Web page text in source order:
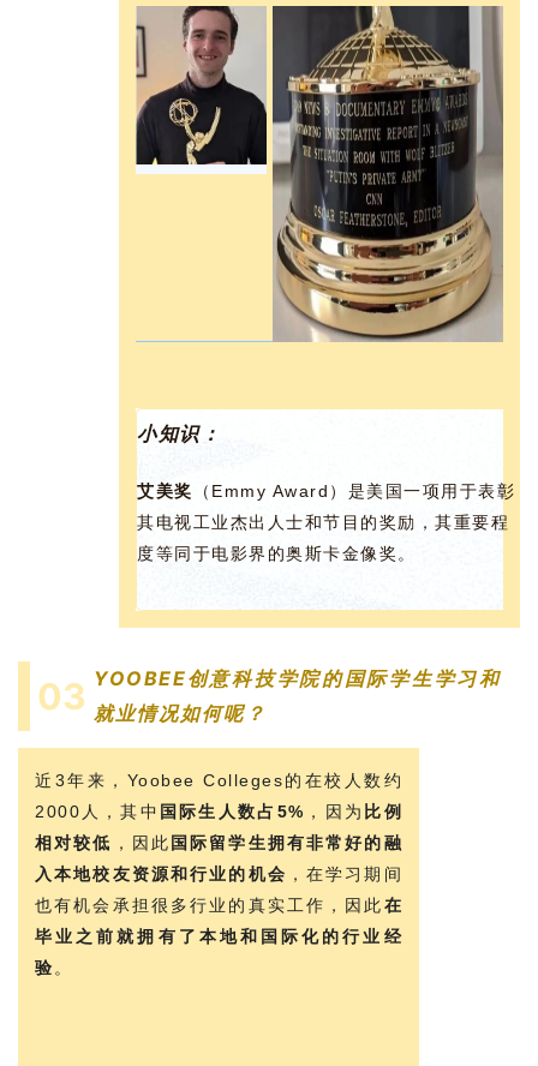
移
民
家
庭
团
聚
工
作
签
小知识：
艾美奖 （Emmy Award）是美国一项用于表彰
其电视工业杰出人士和节目的奖励，其重要程
度等同于电影界的奥斯卡金像奖。
03 YOOBEE创意科技学院的国际学生学习和
就业情况如何呢？
近3年来，Yoobee Colleges的在校人数约
2000人，其中 国际生人数占5% ，因为 比例
相对较低 ，因此 国际留学生拥有非常好的融
入本地校友资源和行业的机会 ，在学习期间
也有机会承担很多行业的真实工作，因此在
毕业之前就拥有了本地和国际化的行业经
验 。